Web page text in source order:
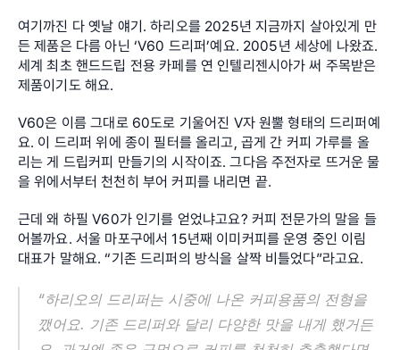
여기까진 다 옛날 얘기. 하리오를 2025년 지금까지 살아있게 만
든 제품은 다름 아닌 ‘V60 드리퍼’예요. 2005년 세상에 나왔죠.
세계 최초 핸드드립 전용 카페를 연 인텔리젠시아가 써 주목받은
제품이기도 해요.
V60은 이름 그대로 60도로 기울어진 V자 원뿔 형태의 드리퍼예
요. 이 드리퍼 위에 종이 필터를 올리고, 곱게 간 커피 가루를 올
리는 게 드립커피 만들기의 시작이죠. 그다음 주전자로 뜨거운 물
을 위에서부터 천천히 부어 커피를 내리면 끝.
근데 왜 하필 V60가 인기를 얻었냐고요? 커피 전문가의 말을 들
어볼까요. 서울 마포구에서 15년째 이미커피를 운영 중인 이림
대표가 말해요. “기존 드리퍼의 방식을 살짝 비틀었다”라고요.
“하리오의 드리퍼는 시중에 나온 커피용품의 전형을
깼어요. 기존 드리퍼와 달리 다양한 맛을 내게 했거든